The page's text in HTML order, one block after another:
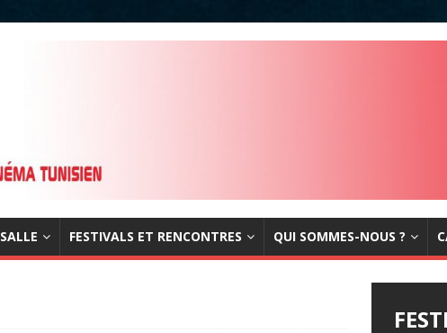
FESTIVALS ET RENCONTRES QUI SOMMES-NOUS ?